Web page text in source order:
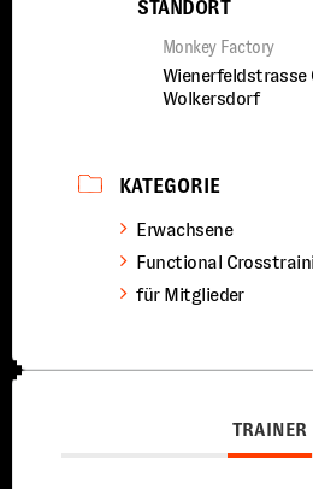
STANDORT
Monkey Factory
Wienerfeldstrasse
Wolkersdorf
KATEGORIE
Erwachsene
Functional
für Mitglieder
TRAINER